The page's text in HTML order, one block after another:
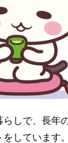
らしで、長年
しています。